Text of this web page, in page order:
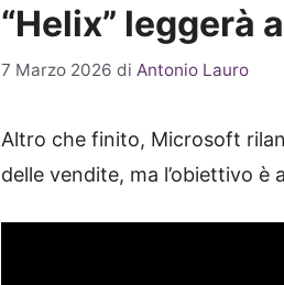
“Helix” leggerà
7 Marzo 2026 di Antonio Lauro
Altro che finito, Microsoft
delle vendite, ma l’obiettivo